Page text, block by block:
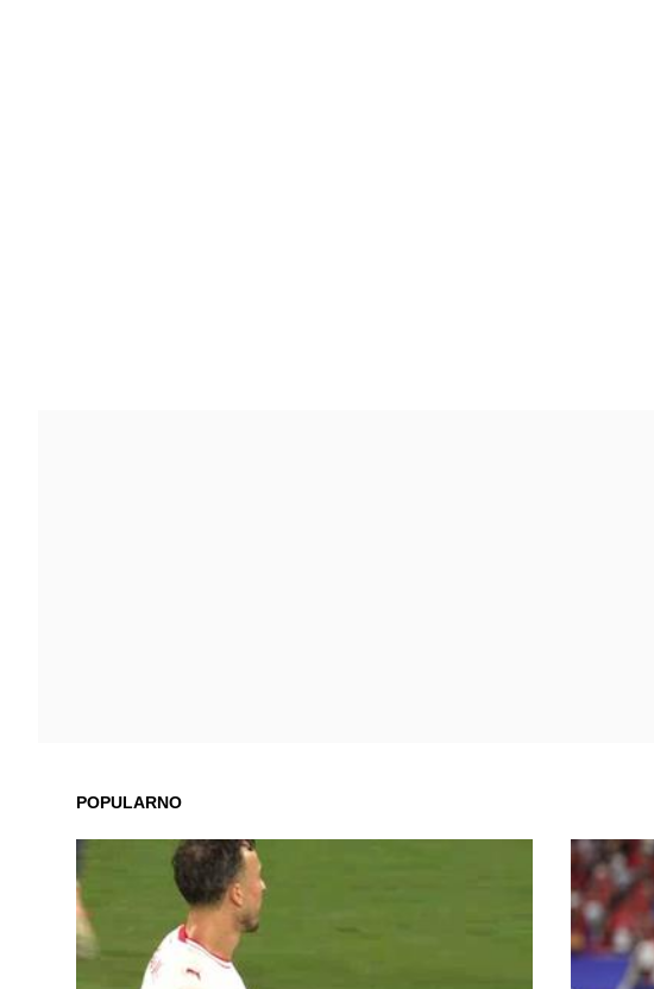
POPULARNO